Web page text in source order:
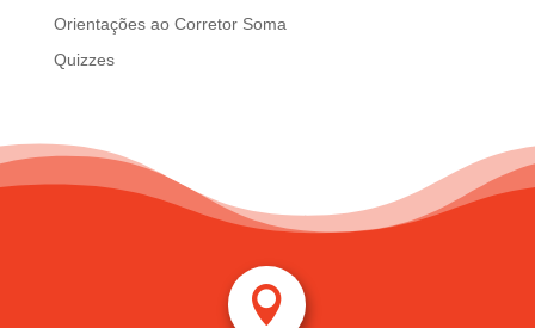
Orientações ao Corretor Soma
Quizzes
